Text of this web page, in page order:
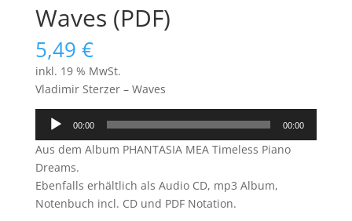
Waves (PDF)
5,49 €
inkl. 19 % MwSt.
Vladimir Sterzer – Waves
Audio-
Player
00:00 00:00
Aus dem Album PHANTASIA MEA Timeless Piano
Dreams.
Ebenfalls erhältlich als Audio CD, mp3 Album,
Notenbuch incl. CD und PDF Notation.